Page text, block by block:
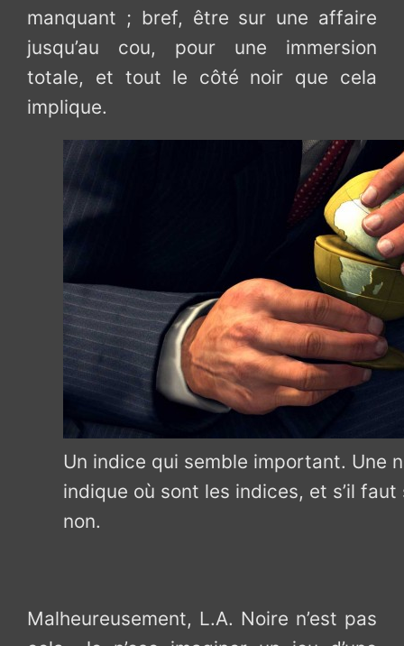
manquant ; bref, être sur une affaire
jusqu’au cou, pour une immersion
totale, et tout le côté noir que cela
implique.
Un indice qui semble important. Une
indique où sont les indices, et s’il faut
non.
Malheureusement, L.A. Noire n’est pas